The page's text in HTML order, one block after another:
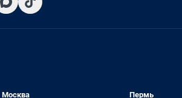
Москва Пермь